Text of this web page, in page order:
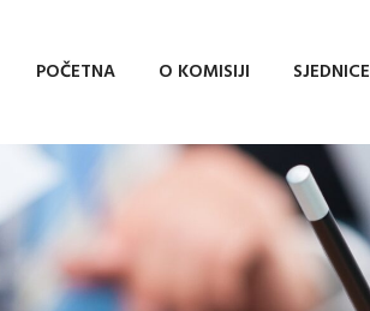
POČETNA O KOMISIJI SJEDNICE